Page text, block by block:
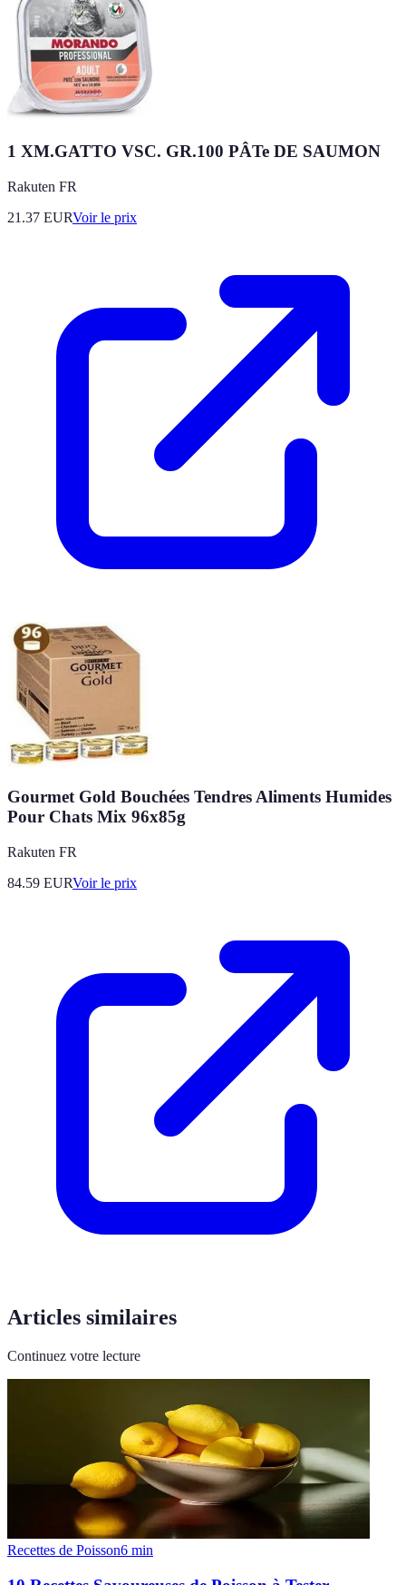
1 XM.GATTO VSC. GR.100 PÂTe DE SAUMON
Rakuten FR
21.37 EURVoir le prix
Gourmet Gold Bouchées Tendres Aliments Humides
Pour Chats Mix 96x85g
Rakuten FR
84.59 EURVoir le prix
Articles similaires
Continuez votre lecture
Recettes de Poisson6 min